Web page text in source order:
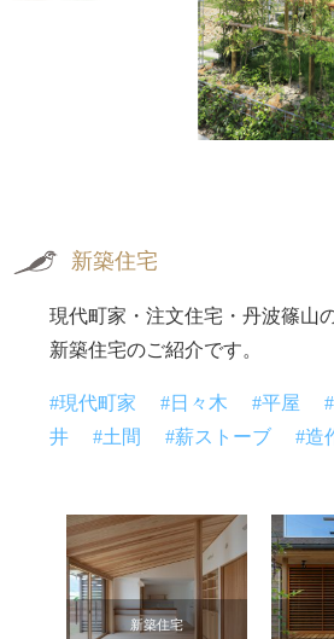
新築住宅
現代町家・注文住宅・丹波篠山
新築住宅のご紹介です。
#現代町家 #日々木 #平屋
井
#土間 #薪ストーブ #造
新築住宅